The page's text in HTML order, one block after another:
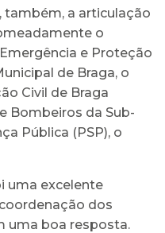
a articulação
o
e Proteção
de Braga, o
Civil de Braga
Bombeiros da Sub-
Pública (PSP), o
uma excelente
dos
uma boa resposta.